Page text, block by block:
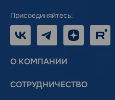
Присоединяйтесь:
Telegram Дзен
О КОМПАНИИ
СОТРУДНИЧЕСТВО